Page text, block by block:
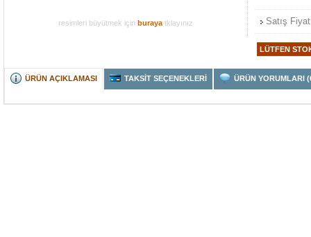
resimleri büyütmek için buraya tklayınız Satış
ÜRÜN AÇIKLAMASI TAKSİT SEÇENEKLERİ ÜRÜN YORUMLARI